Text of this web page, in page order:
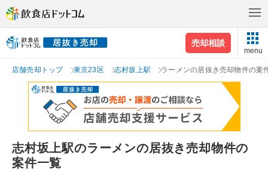
売却相談
menu
店舗売却トップ 東京23区 志村坂上駅 ラーメンの居抜き売却物件の案
志村坂上駅のラーメンの居抜き売却物件の
案件一覧